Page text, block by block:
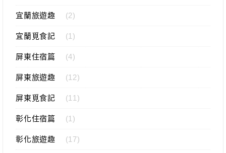
宜蘭旅遊趣 (2)
宜蘭覓食記 (1)
屏東住宿篇 (4)
屏東旅遊趣 (12)
屏東覓食記 (11)
彰化住宿篇 (1)
彰化旅遊趣 (17)